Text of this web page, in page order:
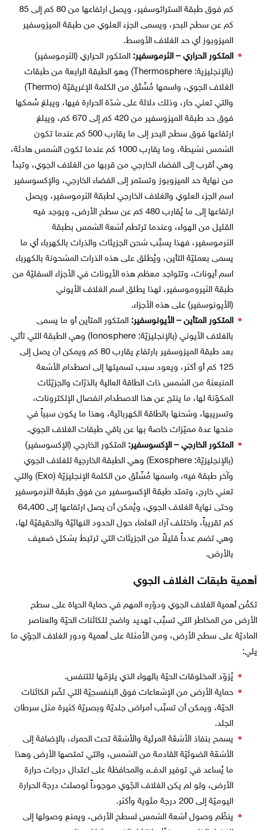
كم فوق طبقة الستراتوسفير، ويصل ارتفاعها من 80 كم إلى 85
كم عن سطح البحر، ويسمى الجزء العلوي من طبقة الميزوسفير
الميزوبوز أي حد الغلاف الأوسط.
المتكور الحراري – الثرموسفير: المتكور الحراري (الثرموسفير)
(بالإنجليزية: Thermosphere)‏ وهو الطبقة الرابعة من طبقات
الغلاف الجوي، واسمها مُشّتَق من الكلمة الإغريقيّة (Thermo)
والتي تعني حار، وذلك دلالة على شدّة الحرارة فيها، ويبلغ سُمكها
فوق حد طبقة الميزوسفير من 420 كم إلى 670 كم، ويبلغ
ارتفاعها فوق سطح البحر إلى ما يقارب 500 كم عندما تكون
الشمس نشيطة، وما يقارب 1000 كم عندما تكون الشمس هادئة،
وهي أقرب إلى الفضاء الخارجي من قربها من الغلاف الجوي، وتبدأ
من نهاية حد الميزوبوز وتستمر إلى الفضاء الخارجي، والإكسوسفير
اسم الجزء العلوي والغلاف الخارجي لطبقة الثرموسفير، ويصل
ارتفاعها إلى ما يُقارب 480 كم عن سطح الأرض، ويوجد فيه
القليل من الهواء، وعندما ترتطم أشعة الشمس بطبقة
الثرموسفير، فهذا يسبِّب شحن الجزيئات والذرات بالكهرباء أي ما
يسمى بعمليّة التأين، ويُطلق على هذه الذرات المشحونة بالكهرباء
اسم أيونات، وتتواجد معظم هذه الأيونات في الأجزاء السفليّة من
طبقة الثيروموسفير، لهذا يطلق اسم الغلاف الأيوني
(الأيونوسفير) على هذه الأجزاء.
المتكور المتأين – الأيونوسفير: المتكور المتأين أو ما يسمى
بالغلاف الأيوني (بالإنجليزيّة: Ionosphere)‏ وهي الطبقة التي تأتي
بعد طبقة الميزوسفير بارتفاع يقارب 80 كم ويمكن أن يصل إلى
125 كم أو أكثر، ويعود سبب تسميتها إلى اصطدام الأشعة
المنبعثة من الشمس ذات الطاقة العالية بالذرّات والجزيّئات
المكوّنة لها، ما ينتج عن هذا الاصطدام انفصال الإلكترونات،
وتسريبها، وشحنها بالطاقة الكهربائية، وهذا ما يكون سبباً في
منحها عدة مميّزات خاصة بها عن باقي طبقات الغلاف الجوي.
المتكور الخارجي – الإكسوسفير: المتكور الخارجي (الإكسوسفير)
(بالإنجليزيّة: Exosphere) وهي الطبقة الخارجية للغلاف الجوي
وآخر طبقة فيه، واسمها مُشّتَق من الكلمة الإنجليزيّة (Exo) والتي
تعني خارج، وتمتد طبقة الإكسوسفير من فوق طبقة الثرموسفير
وحتى نهاية الغلاف الجوي، ويُمكن أن يصل ارتفاعها إلى 64,400
كم تقريباً، واختلف آراء العلماء حول الحدود النهائيّة والحقيقيّة لها،
وهي تضم عدداً قليلاً من الجزيئات التي ترتبط بشكل ضعيف
بالأرض.
أهمية طبقات الغلاف الجوي
تكمُن أهمية الغلاف الجوي ودوّره المهم في حماية الحياة على سطح
الأرض من المخاطر التي تسبِّب تهديد واضح للكائنات الحيّة والعناصر
الماديّة على سطح الأرض، ومن الأمثلة على أهمية ودور الغلاف الجوّي ما
يلي:
يُزوّد المخلوقات الحيّة بالهواء الذي يلزمّها للتنفس.
حماية الأرض من الإشعاعات فوق البنفسجيّة التي تضّر الكائنات
الحيّة، ويمكن أن تسبِّب أمراض جلديّة وبصريّة كثيرة مثل سرطان
الجلد.
يسمح بنفاذ الأشعّة المرئية والأشعّة تحت الحمراء، بالإضافة إلى
الأشعّة الضوئيّة القادمة من الشمس، والتي تمتصها الأرض وهذا
ما يُساعد في توفير الدفء والمحافظة على اعتدال درجات حرارة
الأرض، ولو لم يكن الغلاف الجّوي موجوداً لوصلت درجة الحرارة
اليوميّة إلى 200 درجة مئوية وأكثر.
ينظّم وصول أشعة الشمس لسطح الأرض، ويمنع وصولها إلى